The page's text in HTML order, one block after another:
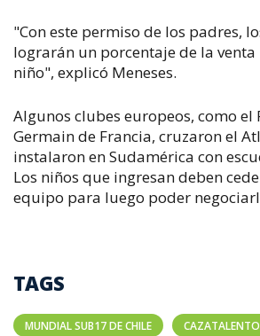
"Con este permiso de los padres,
lograrán un porcentaje de la venta
niño", explicó Meneses.
Algunos clubes europeos, como el
Germain de Francia, cruzaron el
instalaron en Sudamérica con
Los niños que ingresan deben
equipo para luego poder
TAGS
MUNDIAL SUB17 DE CHILE